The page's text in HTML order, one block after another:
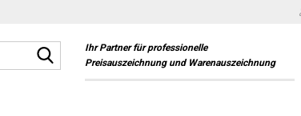
Suche...Ihr Partner für professionelle
Preisauszeichnung und Warenauszeichnung